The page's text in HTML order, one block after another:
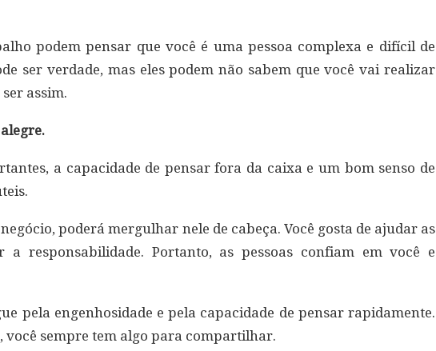
podem pensar que você é uma pessoa complexa e difícil de
ser verdade, mas eles podem não sabem que você vai realizar
assim.
a capacidade de pensar fora da caixa e um bom senso de
poderá mergulhar nele de cabeça. Você gosta de ajudar as
a responsabilidade. Portanto, as pessoas confiam em você e
pela engenhosidade e pela capacidade de pensar rapidamente.
você sempre tem algo para compartilhar.